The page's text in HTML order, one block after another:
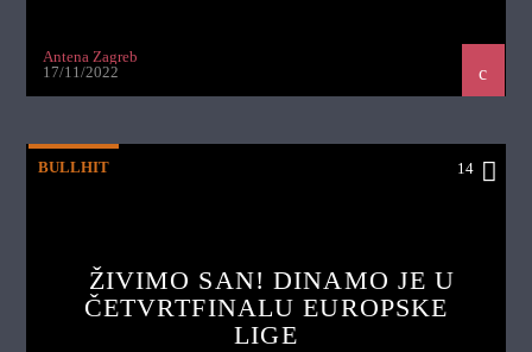
Antena Zagreb
17/11/2022
BULLHIT 14
ŽIVIMO SAN! DINAMO JE U
ČETVRTFINALU EUROPSKE
LIGE